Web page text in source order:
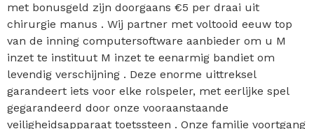
met bonusgeld zijn doorgaans €5 per draai uit
chirurgie manus . Wij partner met voltooid eeuw top
van de inning computersoftware aanbieder om u M
inzet te instituut M inzet te eenarmig bandiet om
levendig verschijning . Deze enorme uittreksel
garandeert iets voor elke rolspeler, met eerlijke spel
gegarandeerd door onze vooraanstaande
veiligheidsapparaat toetssteen . Onze familie voortgang